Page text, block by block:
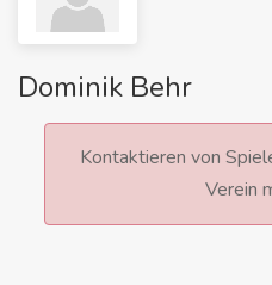
Dominik Behr
Kontaktieren von
Verein